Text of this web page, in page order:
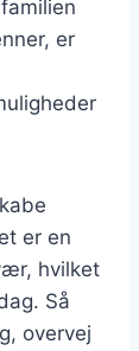
er
er en
hvilket
Så
overvej